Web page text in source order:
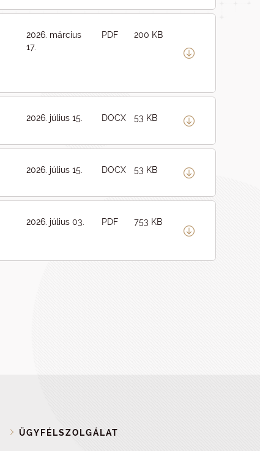
2026. március
17.
PDF 200 KB
2026. július 15. DOCX 53 KB
2026. július 15. DOCX 53 KB
2026. július 03. PDF 753 KB
ÜGYFÉLSZOLGÁLAT